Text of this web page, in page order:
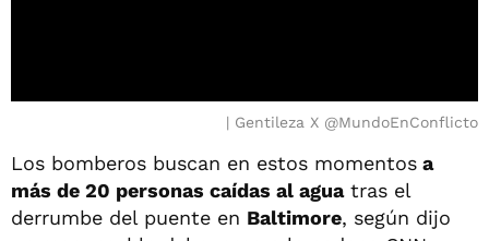
Gentileza X @MundoEnConflicto
Los bomberos buscan en estos momentos a
más de 20 personas caídas al aguatras el
derrumbe del puente en Baltimore, según dijo